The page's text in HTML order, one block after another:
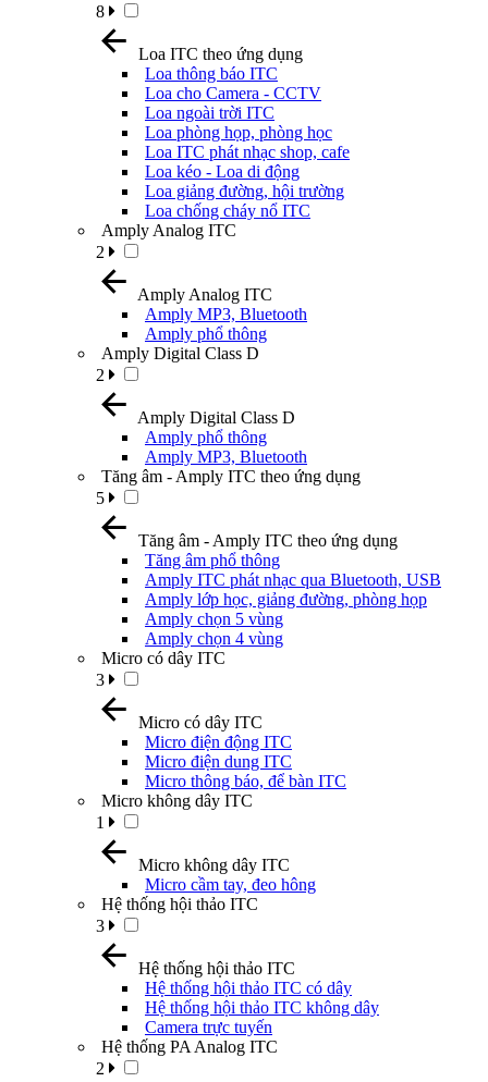
8
Loa ITC theo ứng dụng
Loa thông báo ITC
Loa cho Camera - CCTV
Loa ngoài trời ITC
Loa phòng họp, phòng học
Loa ITC phát nhạc shop, cafe
Loa kéo - Loa di động
Loa giảng đường, hội trường
Loa chống cháy nổ ITC
Amply Analog ITC
2
Amply Analog ITC
Amply MP3, Bluetooth
Amply phổ thông
Amply Digital Class D
2
Amply Digital Class D
Amply phổ thông
Amply MP3, Bluetooth
Tăng âm - Amply ITC theo ứng dụng
5
Tăng âm - Amply ITC theo ứng dụng
Tăng âm phổ thông
Amply ITC phát nhạc qua Bluetooth, USB
Amply lớp học, giảng đường, phòng họp
Amply chọn 5 vùng
Amply chọn 4 vùng
Micro có dây ITC
3
Micro có dây ITC
Micro điện động ITC
Micro điện dung ITC
Micro thông báo, để bàn ITC
Micro không dây ITC
1
Micro không dây ITC
Micro cầm tay, đeo hông
Hệ thống hội thảo ITC
3
Hệ thống hội thảo ITC
Hệ thống hội thảo ITC có dây
Hệ thống hội thảo ITC không dây
Camera trực tuyến
Hệ thống PA Analog ITC
2